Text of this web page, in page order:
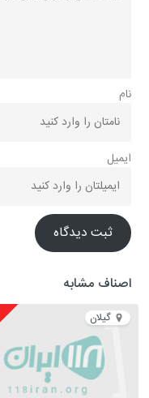
نام
ایمیل
ثبت دیدگاه
اصناف مشابه
گیلان